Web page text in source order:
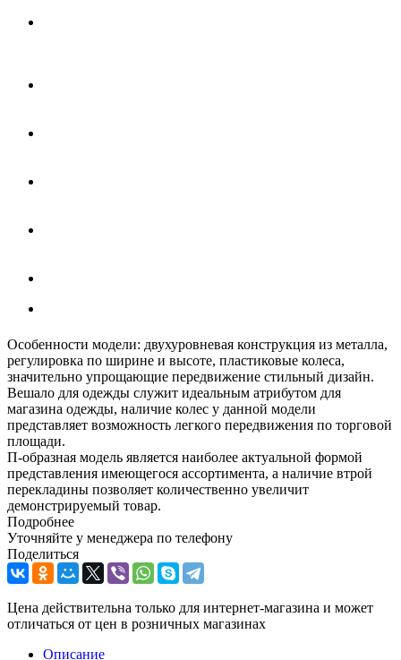
Особенности модели: двухуровневая конструкция из металла,
регулировка по ширине и высоте, пластиковые колеса,
значительно упрощающие передвижение стильный дизайн.
Вешало для одежды служит идеальным атрибутом для
магазина одежды, наличие колес у данной модели
представляет возможность легкого передвижения по торговой
площади.
П-образная модель является наиболее актуальной формой
представления имеющегося ассортимента, а наличие втрой
перекладины позволяет количественно увеличит
демонстрируемый товар.
Подробнее
Уточняйте у менеджера по телефону
Поделиться
Цена действительна только для интернет-магазина и может
отличаться от цен в розничных магазинах
Описание